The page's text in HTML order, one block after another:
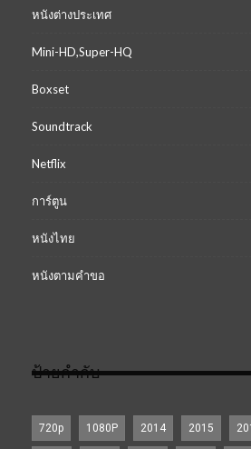
หนังต่างประเทศ
Mini-HD,Super-HQ
Boxset
Soundtrack
Netflix
การ์ตูน
หนังไทย
หนังตามคำขอ
ป้ายกำกับ
720p 1080P 2014 2015